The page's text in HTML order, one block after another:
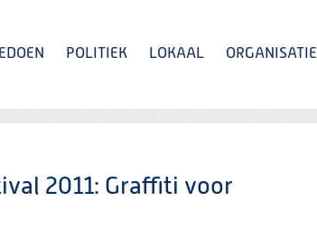
POLITIEK LOKAAL ORGANISATIE
2011: Graffiti voor